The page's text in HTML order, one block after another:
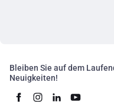
Bleiben Sie auf dem
Neuigkeiten!